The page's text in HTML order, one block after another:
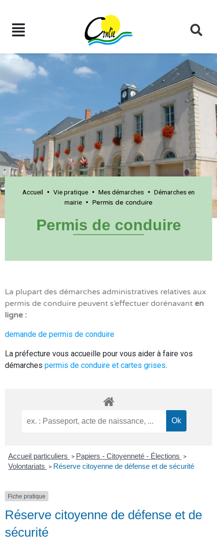
Accueil • Vie pratique • Mes démarches • Démarches en
mairie • Permis de conduire
Permis de conduire
La plupart des démarches administratives relatives aux
permis de conduire peuvent s’effectuer dorénavant en
ligne :
demande de permis de conduire
La préfecture vous accueille pour vous aider à faire vos
démarches permis de conduire et cartes grises.
Accueil particuliers > Papiers - Citoyenneté - Élections >
Volontariats > Réserve citoyenne de défense et de sécurité
Fiche pratique
Réserve citoyenne de défense et de
sécurité